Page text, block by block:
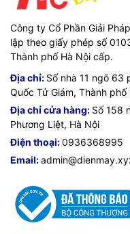
d0291TX 5Z9R2PA
một cách nhanh chóng
WiFi 6.
Công ty Cổ Phần Giải
lập theo giấy phép số
Thành phố Hà Nội cấp.
Địa chỉ: Số nhà 11 ngõ 63
Quốc Tử Giám, Thành phố
Địa chỉ cửa hàng: Số 158
Phương Liệt, Hà Nội
Điện thoại:0936368995
Email: